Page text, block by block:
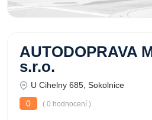
AUTODOPRAVA
s.r.o.
U Cihelny 685, Sokolnice
0
( 0 hodnocení )